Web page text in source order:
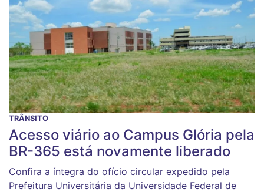
TRÂNSITO
Acesso viário ao Campus Glória pela
BR-365 está novamente liberado
Confira a íntegra do ofício circular expedido pela
Prefeitura Universitária da Universidade Federal de